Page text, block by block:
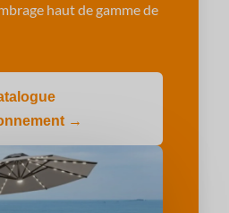
haut de gamme de
→